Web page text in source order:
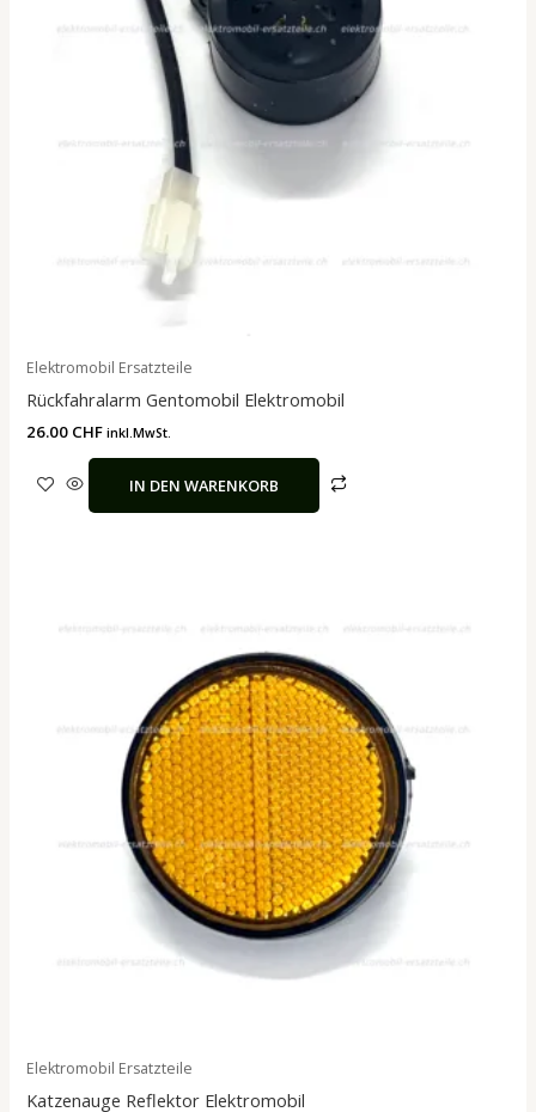
Elektromobil Ersatzteile
Rückfahralarm Gentomobil Elektromobil
26.00 CHF inkl.MwSt.
IN DEN WARENKORB
Elektromobil Ersatzteile
Katzenauge Reflektor Elektromobil